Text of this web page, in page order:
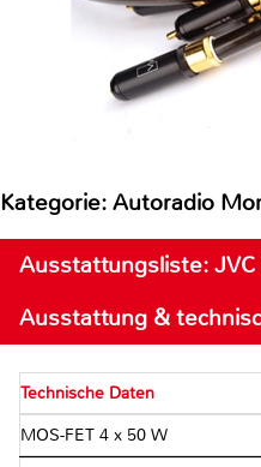
Kategorie: Autoradio
Ausstattungsliste: JVC
Ausstattung &
Technische Daten
MOS-FET 4 x 50 W